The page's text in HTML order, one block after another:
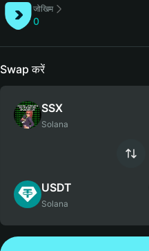
जोखिम
0
Swap करें
SSX
Solana
USDT
Solana